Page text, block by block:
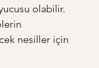
olabilir.
nesiller için